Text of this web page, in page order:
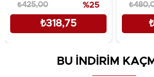
₺318,75
₺425,00 %25
BU İNDİRİM